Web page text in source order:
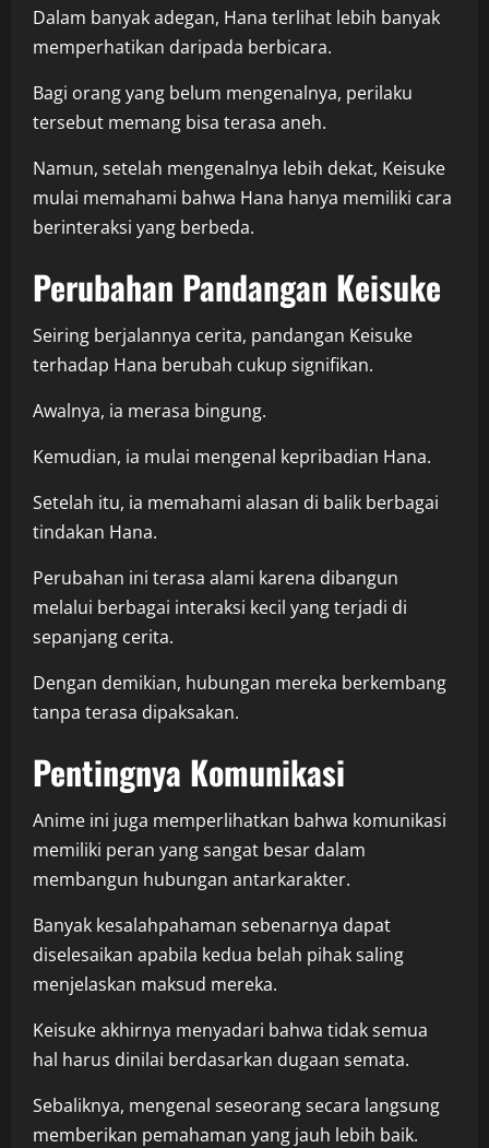
Dalam banyak adegan, Hana terlihat lebih banyak
memperhatikan daripada berbicara.
Bagi orang yang belum mengenalnya, perilaku
tersebut memang bisa terasa aneh.
Namun, setelah mengenalnya lebih dekat, Keisuke
mulai memahami bahwa Hana hanya memiliki cara
berinteraksi yang berbeda.
Perubahan Pandangan Keisuke
Seiring berjalannya cerita, pandangan Keisuke
terhadap Hana berubah cukup signifikan.
Awalnya, ia merasa bingung.
Kemudian, ia mulai mengenal kepribadian Hana.
Setelah itu, ia memahami alasan di balik berbagai
tindakan Hana.
Perubahan ini terasa alami karena dibangun
melalui berbagai interaksi kecil yang terjadi di
sepanjang cerita.
Dengan demikian, hubungan mereka berkembang
tanpa terasa dipaksakan.
Pentingnya Komunikasi
Anime ini juga memperlihatkan bahwa komunikasi
memiliki peran yang sangat besar dalam
membangun hubungan antarkarakter.
Banyak kesalahpahaman sebenarnya dapat
diselesaikan apabila kedua belah pihak saling
menjelaskan maksud mereka.
Keisuke akhirnya menyadari bahwa tidak semua
hal harus dinilai berdasarkan dugaan semata.
Sebaliknya, mengenal seseorang secara langsung
memberikan pemahaman yang jauh lebih baik.